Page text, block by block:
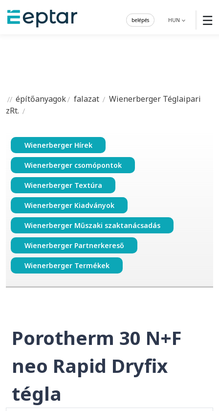
☰
HUN
belépés
építőanyagok falazat
Wienerberger Téglaipari
zRt.
Wienerberger Hírek
Wienerberger csomópontok
Wienerberger Textúra
Wienerberger Kiadványok
Wienerberger Műszaki szaktanácsadás
Wienerberger Partnerkereső
Wienerberger Termékek
Porotherm 30 N+F
neo Rapid Dryfix
tégla